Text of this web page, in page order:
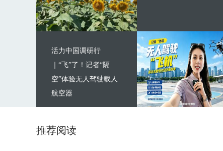
活力中国调研行
｜“飞”了！记者“隔
空”体验无人驾驶载人
航空器
推荐阅读